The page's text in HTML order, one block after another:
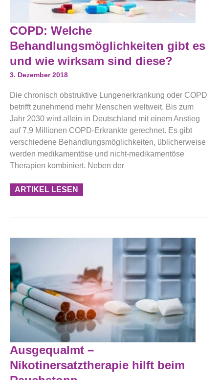
COPD: Welche
Behandlungsmöglichkeiten gibt es
und wie wirksam sind diese?
3. Dezember 2018
Die chronisch obstruktive Lungenerkrankung oder COPD
betrifft zunehmend mehr Menschen weltweit. Bis zum
Jahr 2030 wird allein in Deutschland mit einem Anstieg
auf 7,9 Millionen COPD-Erkrankte gerechnet. Es gibt
verschiedene Behandlungsmöglichkeiten, üblicherweise
werden medikamentöse und nicht-medikamentöse
Therapien kombiniert. Neben der
COPD:
Welche
Behandlungsmöglichkeiten
Gibt
Es
Und
Wie
Diese?
ARTIKEL LESEN
Ausgequalmt –
Nikotinersatztherapie hilft beim
Ausgequalmt
–
Nikotinersatztherapie
Hilft
Beim